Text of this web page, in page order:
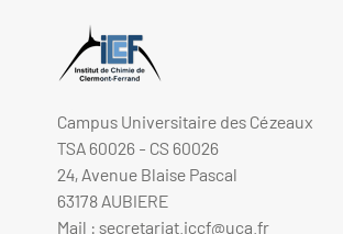
Campus Universitaire des Cézeaux
TSA 60026 - CS 60026
24, Avenue Blaise Pascal
63178 AUBIERE
Mail : secretariat.iccf@uca.fr